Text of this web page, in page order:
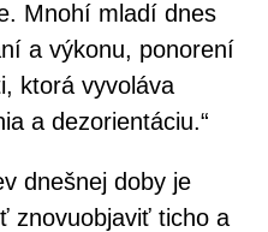
Mnohí mladí dnes
a výkonu, ponorení
ktorá vyvoláva
a dezorientáciu.“
dnešnej doby je
znovuobjaviť ticho a